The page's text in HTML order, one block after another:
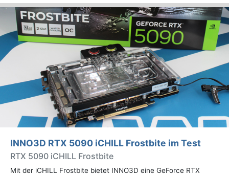
INNO3D RTX 5090 iCHILL Frostbite im Test
RTX 5090 iCHILL Frostbite
Mit der iCHILL Frostbite bietet INNO3D eine GeForce RTX